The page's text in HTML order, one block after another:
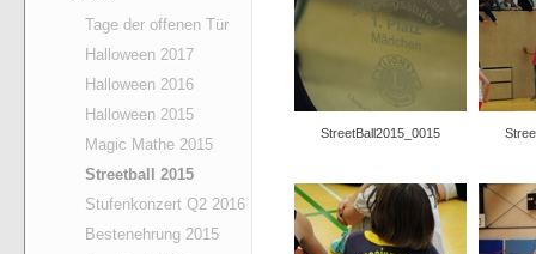
Tage der offenen Tür
Halloween 2017
Halloween 2016
Halloween 2015
Magic Mathe 2015
Streetball 2015
Stufenkonzert Q2 2016
Bestenehrung 2015
StreetBall2015_0015